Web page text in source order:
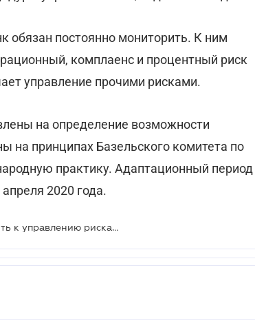
обязан постоянно мониторить. К ним
комплаенс и процентный риск
управление прочими рисками.
на определение возможности
на принципах Базельского комитета по
практику. Адаптационный период
2020 года.
Банки должны будут по-новому подходить к управлению рисками